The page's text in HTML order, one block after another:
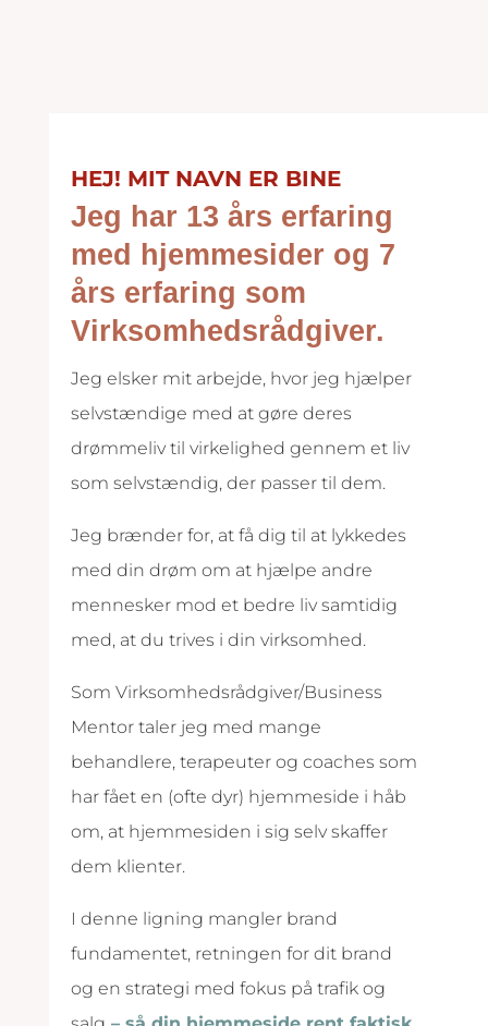
HEJ! MIT NAVN ER BINE
Jeg har 13 års erfaring
med hjemmesider og 7
års erfaring som
Virksomhedsrådgiver.
Jeg elsker mit arbejde, hvor jeg hjælper
selvstændige med at gøre deres
drømmeliv til virkelighed gennem et liv
som selvstændig, der passer til dem.
Jeg brænder for, at få dig til at lykkedes
med din drøm om at hjælpe andre
mennesker mod et bedre liv samtidig
med, at du trives i din virksomhed.
Som Virksomhedsrådgiver/Business
Mentor taler jeg med mange
behandlere, terapeuter og coaches som
har fået en (ofte dyr) hjemmeside i håb
om, at hjemmesiden i sig selv skaffer
dem klienter.
I denne ligning mangler brand
fundamentet, retningen for dit brand
og en strategi med fokus på trafik og